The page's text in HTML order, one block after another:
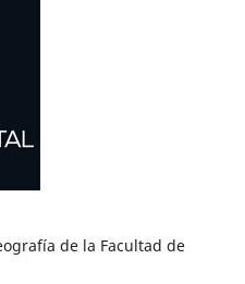
de la Facultad de